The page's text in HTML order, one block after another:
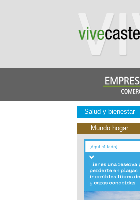
Salud y bienestar
Mundo hogar